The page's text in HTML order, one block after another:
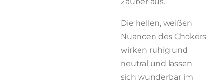
Die hellen, weißen
Nuancen des Chokers
wirken ruhig und
neutral und lassen
sich wunderbar im